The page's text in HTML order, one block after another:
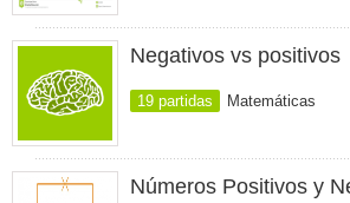
Negativos vs positivos
19 partidas Matemáticas
Números Positivos y